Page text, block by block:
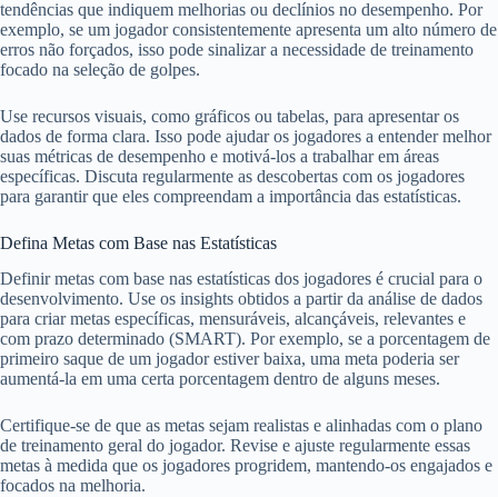
tendências que indiquem melhorias ou declínios no desempenho. Por
exemplo, se um jogador consistentemente apresenta um alto número de
erros não forçados, isso pode sinalizar a necessidade de treinamento
focado na seleção de golpes.
Use recursos visuais, como gráficos ou tabelas, para apresentar os
dados de forma clara. Isso pode ajudar os jogadores a entender melhor
suas métricas de desempenho e motivá-los a trabalhar em áreas
específicas. Discuta regularmente as descobertas com os jogadores
para garantir que eles compreendam a importância das estatísticas.
Defina Metas com Base nas Estatísticas
Definir metas com base nas estatísticas dos jogadores é crucial para o
desenvolvimento. Use os insights obtidos a partir da análise de dados
para criar metas específicas, mensuráveis, alcançáveis, relevantes e
com prazo determinado (SMART). Por exemplo, se a porcentagem de
primeiro saque de um jogador estiver baixa, uma meta poderia ser
aumentá-la em uma certa porcentagem dentro de alguns meses.
Certifique-se de que as metas sejam realistas e alinhadas com o plano
de treinamento geral do jogador. Revise e ajuste regularmente essas
metas à medida que os jogadores progridem, mantendo-os engajados e
focados na melhoria.